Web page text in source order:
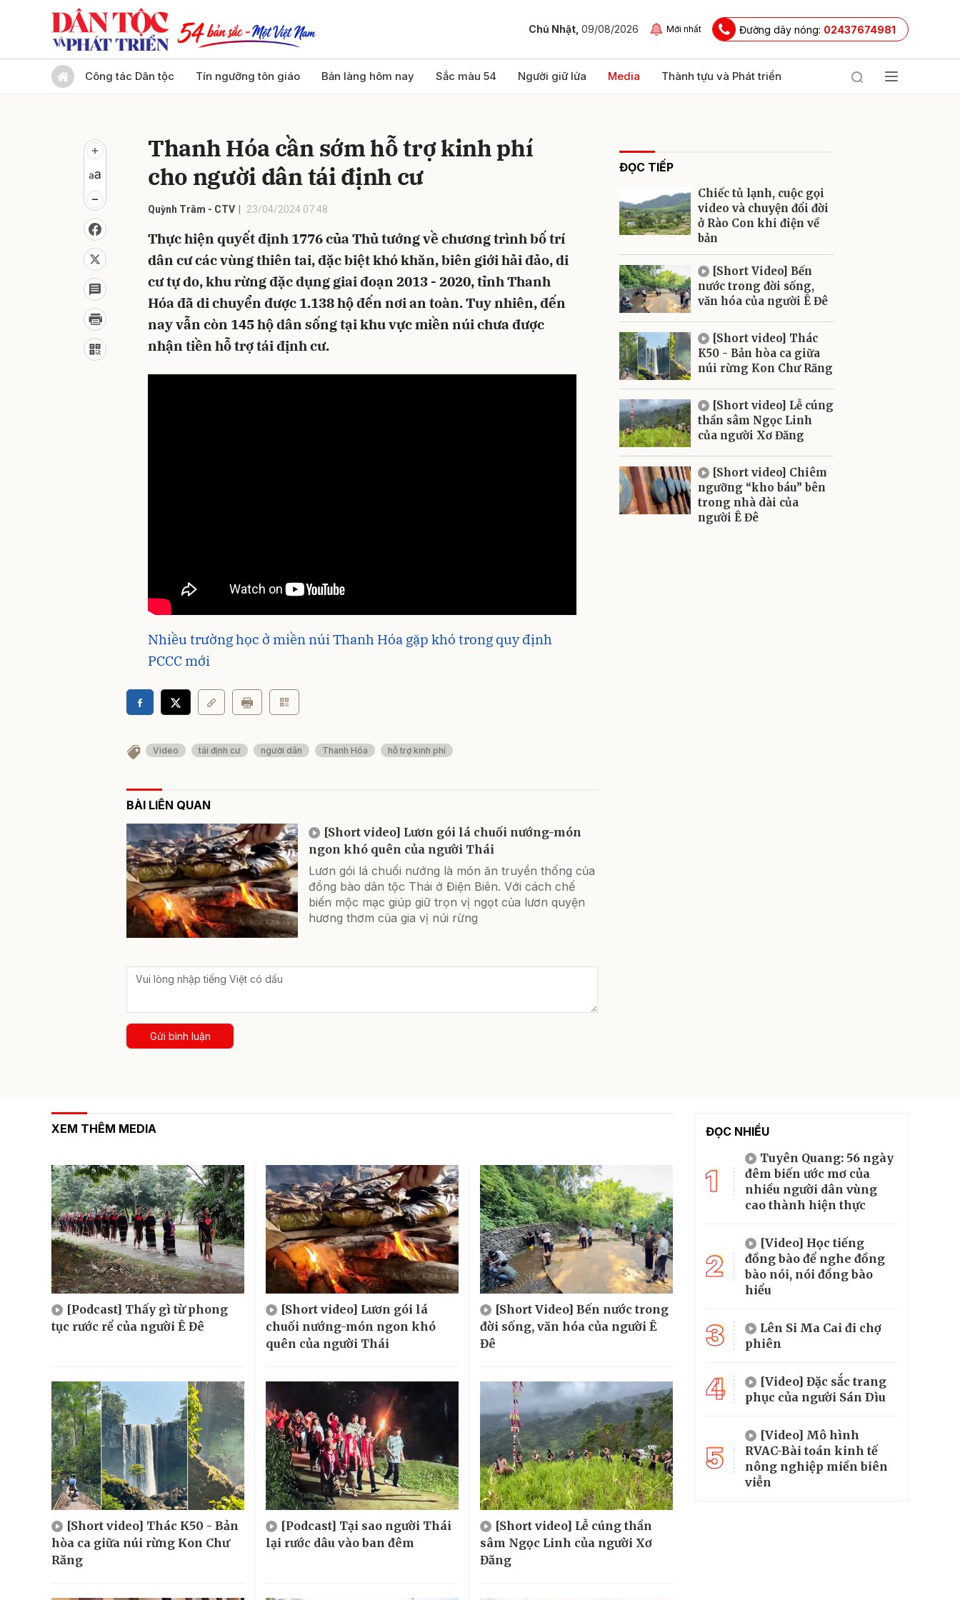
Chủ Nhật, 09/08/2026 Mới nhất Đường dây nóng: 02437674981
Công tác Dân tộc Tín ngưỡng tôn giáo Bản làng hôm nay Sắc màu 54 Người giữ lửa Media Thành tựu và Phát triển
Thanh Hóa cần sớm hỗ trợ kinh phí
cho người dân tái định cư
Quỳnh Trâm - CTV 23/04/2024 07:48
Thực hiện quyết định 1776 của Thủ tướng về chương trình bố trí
dân cư các vùng thiên tai, đặc biệt khó khăn, biên giới hải đảo, di
cư tự do, khu rừng đặc dụng giai đoạn 2013 - 2020, tỉnh Thanh
Hóa đã di chuyển được 1.138 hộ đến nơi an toàn. Tuy nhiên, đến
nay vẫn còn 145 hộ dân sống tại khu vực miền núi chưa được
nhận tiền hỗ trợ tái định cư.
Nhiều trường học ở miền núi Thanh Hóa gặp khó trong quy định
PCCC mới
Video tái định cư người dân Thanh Hóa hỗ trợ kinh phí
BÀI LIÊN QUAN
[Short video] Lươn gói lá chuối nướng-món
ngon khó quên của người Thái
Lươn gói lá chuối nướng là món ăn truyền thống của
đồng bào dân tộc Thái ở Điện Biên. Với cách chế
biến mộc mạc giúp giữ trọn vị ngọt của lươn quyện
hương thơm của gia vị núi rừng
Gửi bình luận
ĐỌC TIẾP
Chiếc tủ lạnh, cuộc gọi
video và chuyện đổi đời
ở Rào Con khi điện về
bản
[Short Video] Bến
nước trong đời sống,
văn hóa của người Ê Đê
[Short video] Thác
K50 - Bản hòa ca giữa
núi rừng Kon Chư Răng
[Short video] Lễ cúng
thần sâm Ngọc Linh
của người Xơ Đăng
[Short video] Chiêm
ngưỡng “kho báu” bên
trong nhà dài của
người Ê Đê
XEM THÊM MEDIA
[Podcast] Thấy gì từ phong
tục rước rể của người Ê Đê
[Short video] Lươn gói lá
chuối nướng-món ngon khó
quên của người Thái
[Short Video] Bến nước trong
đời sống, văn hóa của người Ê
Đê
[Short video] Thác K50 - Bản
hòa ca giữa núi rừng Kon Chư
Răng
[Podcast] Tại sao người Thái
lại rước dâu vào ban đêm
[Short video] Lễ cúng thần
sâm Ngọc Linh của người Xơ
Đăng
ĐỌC NHIỀU
1
Tuyên Quang: 56 ngày
đêm biến ước mơ của
nhiều người dân vùng
cao thành hiện thực
2
[Video] Học tiếng
đồng bào để nghe đồng
bào nói, nói đồng bào
hiểu
3
Lên Si Ma Cai đi chợ
phiên
4
[Video] Đặc sắc trang
phục của người Sán Dìu
5
[Video] Mô hình
RVAC-Bài toán kinh tế
nông nghiệp miền biên
viễn
Gửi bình luận
Hủy Gửi